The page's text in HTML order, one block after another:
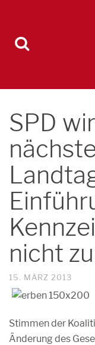
SPD
nicht
15. MÄRZ 2013
Stimmen der
Änderung des